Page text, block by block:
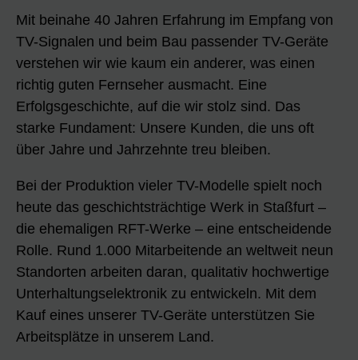
Mit beinahe 40 Jahren Erfahrung im Empfang von
TV-Signalen und beim Bau passender TV-Geräte
verstehen wir wie kaum ein anderer, was einen
richtig guten Fernseher ausmacht. Eine
Erfolgsgeschichte, auf die wir stolz sind. Das
starke Fundament: Unsere Kunden, die uns oft
über Jahre und Jahrzehnte treu bleiben.
Bei der Produktion vieler TV-Modelle spielt noch
heute das geschichtsträchtige Werk in Staßfurt –
die ehemaligen RFT-Werke – eine entscheidende
Rolle. Rund 1.000 Mitarbeitende an weltweit neun
Standorten arbeiten daran, qualitativ hochwertige
Unterhaltungselektronik zu entwickeln. Mit dem
Kauf eines unserer TV-Geräte unterstützen Sie
Arbeitsplätze in unserem Land.